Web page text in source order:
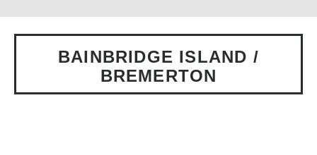
BAINBRIDGE ISLAND /
BREMERTON